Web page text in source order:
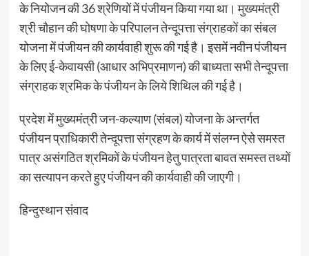
के नियोजन की 36 श्रेणियों में पंजीयन किया गया था। मुख्यमंत्री
श्री चौहान की घोषणा के परिपालन तेन्दूपत्ता संग्राहकों का संबल
योजना में पंजीयन की कार्यवाही शुरू की गई है। इसमें नवीन पंजीयन
के लिए ई-केवायसी (आधार अभिप्रमाणन) की बाध्यता सभी तेन्दूपत्ता
संग्राहक श्रमिक के पंजीयन के लिये शिथिल की गई है।
प्रदेश में मुख्यमंत्री जन-कल्याण (संबल) योजना के अन्तर्गत
पंजीयन प्राधिकारी तेन्दूपत्ता संग्रहण के कार्य में संलग्न ऐसे समस्त
पात्र असंगठित श्रमिकों के पंजीयन हेतु पात्रता बावत समस्त तथ्यों
का सत्यापन करते हुए पंजीयन की कार्यवाही की जाएगी।
हिन्दुस्थान संवाद